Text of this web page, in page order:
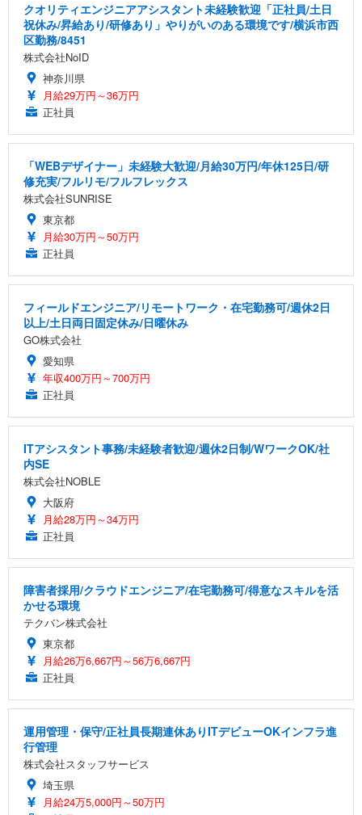
クオリティエンジニアアシスタント未経験歓迎「正社員/土日
祝休み/昇給あり/研修あり」やりがいのある環境です/横浜市西
区勤務/8451
株式会社NoID
神奈川県
月給29万円～36万円
正社員
「WEBデザイナー」未経験大歓迎/月給30万円/年休125日/研
修充実/フルリモ/フルフレックス
株式会社SUNRISE
東京都
月給30万円～50万円
正社員
フィールドエンジニア/リモートワーク・在宅勤務可/週休2日
以上/土日両日固定休み/日曜休み
GO株式会社
愛知県
年収400万円～700万円
正社員
ITアシスタント事務/未経験者歓迎/週休2日制/WワークOK/社
内SE
株式会社NOBLE
大阪府
月給28万円～34万円
正社員
障害者採用/クラウドエンジニア/在宅勤務可/得意なスキルを活
かせる環境
テクバン株式会社
東京都
月給26万6,667円～56万6,667円
正社員
運用管理・保守/正社員長期連休ありITデビューOKインフラ進
行管理
株式会社スタッフサービス
埼玉県
月給24万5,000円～50万円